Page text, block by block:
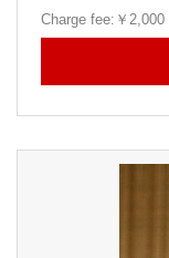
Charge fee:￥2,000